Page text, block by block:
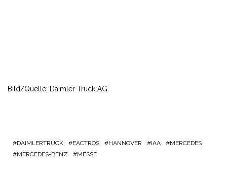
Bild/Quelle: Daimler Truck AG
DAIMLERTRUCK EACTROS HANNOVER IAA
MERCEDES
MERCEDES-BENZ
MESSE